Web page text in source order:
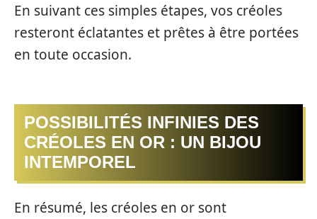
En suivant ces simples étapes, vos créoles
resteront éclatantes et prêtes à être portées
en toute occasion.
POSSIBILITÉS INFINIES DES
CRÉOLES EN OR : UN BIJOU
INTEMPOREL
En résumé, les créoles en or sont